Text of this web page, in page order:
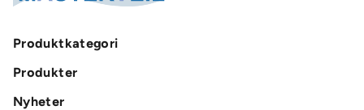
Produktkategori
Produkter
Nyheter